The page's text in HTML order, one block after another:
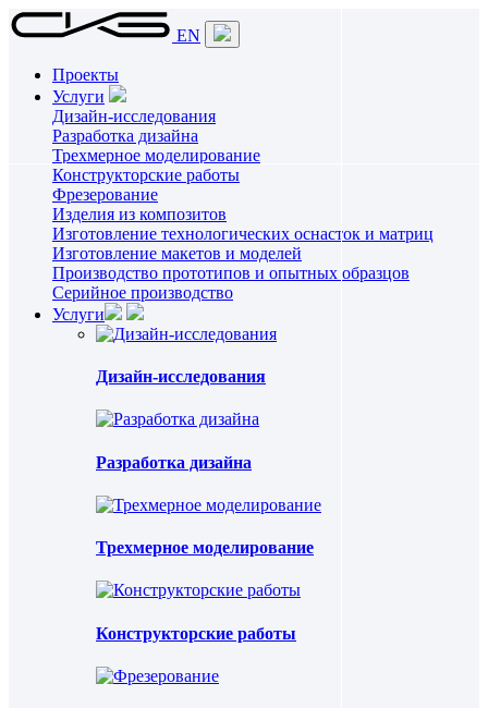
EN
Проекты
Услуги
Дизайн-исследования
Разработка дизайна
Трехмерное моделирование
Конструкторские работы
Фрезерование
Изделия из композитов
Изготовление технологических оснасток и матриц
Изготовление макетов и моделей
Производство прототипов и опытных образцов
Серийное производство
Услуги
Дизайн-исследования
Разработка дизайна
Трехмерное моделирование
Конструкторские работы